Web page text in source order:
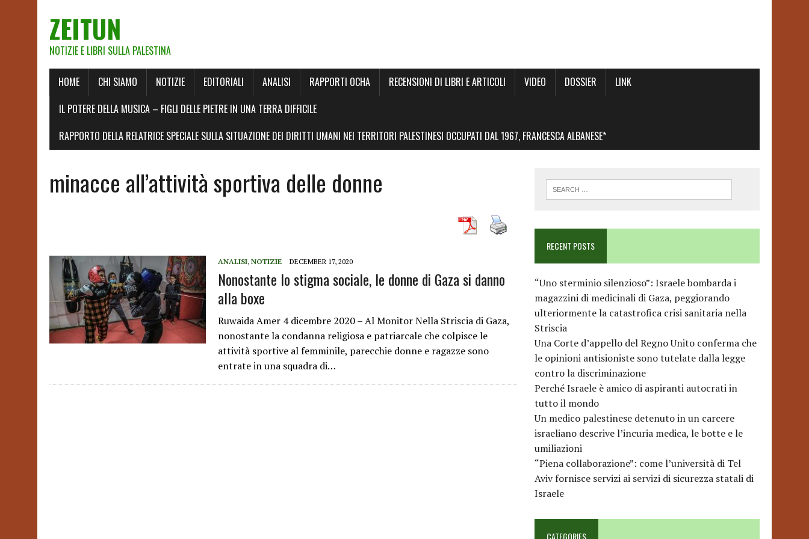
ZEITUN
NOTIZIE E LIBRI SULLA PALESTINA
HOME CHI SIAMO NOTIZIE EDITORIALI ANALISI RAPPORTI OCHA RECENSIONI DI LIBRI E ARTICOLI VIDEO DOSSIER
LINK
IL POTERE DELLA MUSICA – FIGLI DELLE PIETRE IN UNA TERRA DIFFICILE
RAPPORTO DELLA RELATRICE SPECIALE SULLA SITUAZIONE DEI DIRITTI UMANI NEI TERRITORI PALESTINESI OCCUPATI DAL 1967, FRANCESCA ALBANESE*
minacce all’attività sportiva delle donne
ANALISI, NOTIZIE DECEMBER 17, 2020
Nonostante lo stigma sociale, le donne di Gaza si danno
alla boxe
Ruwaida Amer 4 dicembre 2020 – Al Monitor Nella Striscia di Gaza,
nonostante la condanna religiosa e patriarcale che colpisce le
attività sportive al femminile, parecchie donne e ragazze sono
entrate in una squadra di…
RECENT POSTS
“Uno sterminio silenzioso”: Israele bombarda i
magazzini di medicinali di Gaza, peggiorando
ulteriormente la catastrofica crisi sanitaria nella
Striscia
Una Corte d’appello del Regno Unito conferma che
le opinioni antisioniste sono tutelate dalla legge
contro la discriminazione
Perché Israele è amico di aspiranti autocrati in
tutto il mondo
Un medico palestinese detenuto in un carcere
israeliano descrive l’incuria medica, le botte e le
umiliazioni
“Piena collaborazione”: come l’università di Tel
Aviv fornisce servizi ai servizi di sicurezza statali di
Israele